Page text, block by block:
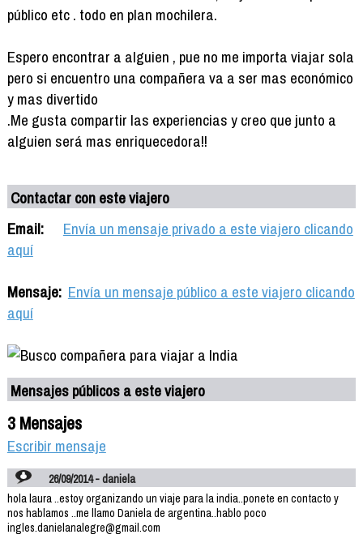
público etc . todo en plan mochilera.
Espero encontrar a alguien , pue no me importa viajar sola
pero si encuentro una compañera va a ser mas económico
y mas divertido
.Me gusta compartir las experiencias y creo que junto a
alguien será mas enriquecedora!!
Contactar con este viajero
Email:
Envía un mensaje privado a este viajero clicando
aquí
Mensaje: Envía un mensaje público a este viajero clicando
aquí
Mensajes públicos a este viajero
3 Mensajes
Escribir mensaje
26/09/2014 - daniela
hola laura ..estoy organizando un viaje para la india..ponete en contacto y
nos hablamos ..me llamo Daniela de argentina..hablo poco
ingles.danielanalegre@gmail.com